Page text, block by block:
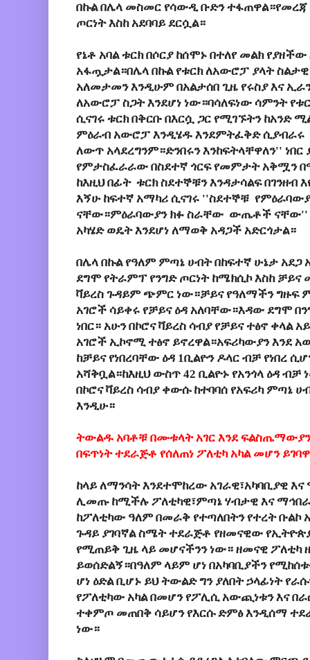
በኩል በሌላ መስመር የሳውዲ ቡድን
ጦርነት እስከ አደባባይ ደርሷል።
የኔቶ አባል ቱርክ በሶርያ ከሰሞኑ በተለየ መልክ
አፋጧታል።በሌላ በኩል የቱርክ ለአውሮፓ ያላት
አለመታመን እንዲሁም በአልታሰበ ጊዜ የሩስያ እና
ለአውሮፓ ስጋት እንደሆነ ነው።ባሳለፍነው ሳምንት
ሲናገሩ ቱርክ በቅርቡ በእርሷ ጋር የሚገኙትን ከአንድ
ምዕራብ አውሮፓ እንዲሄዱ እንደምትፈቅድ
ለውጥ አላደረግንም።ድንበሩን እንከፍትላቸዋለን'' ነበር
የምታስፈራራው በስደተኛ ጎርፍ የመምታት አቅሟን
ከእዚህ በፊት ቱርክ ስደተኞቹን እንዳታሳልፍ በገንዘብ
እኝሁ ከፍተኛ አማካሪ ሲናገሩ ''ስደተኞቹ
ናቸው።ምዕራባውያን ክፉ ስራቸው ውጤቶች ናቸው''
አካሄድ ወዴት እንደሆነ ለማወቅ አዳጋች አድርጎታል።
በሌላ በኩል የዓለም ምጣኔ ሀብት በከፍተኛ ሁኔታ አደጋ
ደግሞ የትራምፕ የንግድ ጦርነት ከሜክሲኮ እስከ ቻይና
ቫይረስ ጉዳይም ጭምር ነው።ቻይና የዓለማችን ግዙፍ
አገሮች ሳይቀሩ የቻይና ዕዳ አለባቸው።እዳው ደግሞ
ነበር። አሁን በኮሮና ቫይረስ ሳብያ የቻይና ተፅኖ ቀላል
አገሮች ኢኮኖሚ ተፅኖ ይኖረዋል።አፍሪካውያን እንደ
ከቻይና የነበረባቸው ዕዳ 1ቢልዮን ዶላር ብቻ የነበረ
አሻቅቧል።ከእዚህ ውስጥ 42 ቢልዮኑ የአንጎላ ዕዳ ብቻ
በኮሮና ቫይረስ ሳብያ ቀውሱ ከተባባሰ የአፍሪካ ምጣኔ
እንዲሁ።
ትውልዱ አባቶቹ በሙቱላት አገር እንደ ፍልስጤማውያን
በፍጥነት ተደራጅቶ የሰለጠነ ፖለቲካ አካል መሆን
ከላይ ለማንሳት እንደተሞከረው አገራዊ፣አካባቢያዊ
ሊመጡ ከሚችሉ ፖለቲካዊ፣ምጣኔ ሃብታዊ እና
ከፖለቲካው ዓለም በመራቅ የተጣለበትን የተረት ቡልኮ
ጉዳይ ያገባኛል ስሜት ተደራጅቶ የዘመናዊው
የሚጠይቅ ጊዜ ላይ መሆናችንን ነው። ዘመናዊ
ይወሰድልኝ።በዓለም ላይም ሆነ በአካባቢያችን
ሆነ ዕድል ቢሆኑ ይህ ትውልድ ግን ያለበት ኃላፊነት
የፖለቲካው አካል በመሆን የፖሊሲ አውጪነቱን እና
ተቀምጦ መጠበቅ ሳይሆን የእርሱ ድምፅ እንዲሰማ
ነው።